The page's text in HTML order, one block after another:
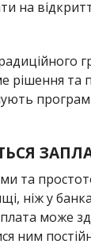
на
рішення та
та
ніж у
може
ним